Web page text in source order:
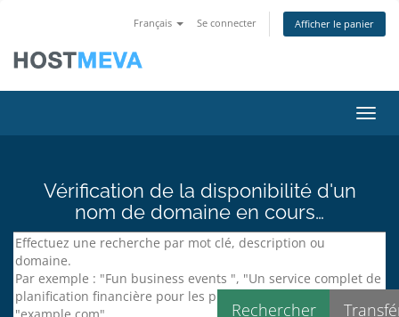
Français Se connecter Afficher le panier
Vérification de la disponibilité d'un
nom de domaine en cours…